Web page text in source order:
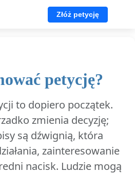
Złóż petycję
petycję?
to dopiero początek.
zmienia decyzję;
są dźwignią, która
zainteresowanie
nacisk. Ludzie mogą